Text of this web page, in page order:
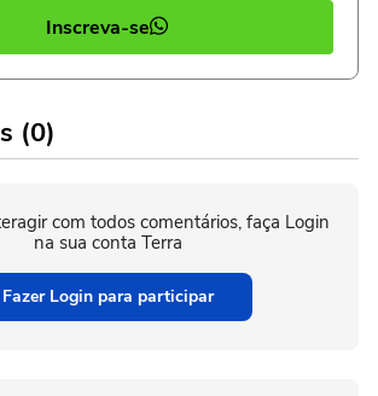
Inscreva-se
(0)
com todos comentários, faça Login
na sua conta Terra
Fazer Login para participar